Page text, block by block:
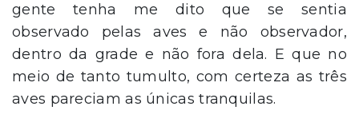
gente tenha me dito que se sentia
observado pelas aves e não observador,
dentro da grade e não fora dela. E que no
meio de tanto tumulto, com certeza as três
aves pareciam as únicas tranquilas.